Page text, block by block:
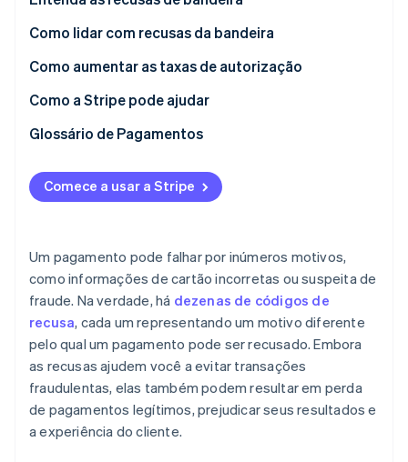
Como lidar com recusas da bandeira
Como aumentar as taxas de autorização
Como a Stripe pode ajudar
Rede aprimorada de emissores
Adaptive Acceptance
Smart Retries
Tokens de rede
Glossário de Pagamentos
Comece a usar a Stripe
Um pagamento pode falhar por inúmeros motivos,
como informações de cartão incorretas ou suspeita de
fraude. Na verdade, há dezenas de códigos de
recusa, cada um representando um motivo diferente
pelo qual um pagamento pode ser recusado. Embora
as recusas ajudem você a evitar transações
fraudulentas, elas também podem resultar em perda
de pagamentos legítimos, prejudicar seus resultados e
a experiência do cliente.